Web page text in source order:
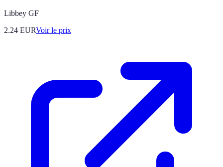
Libbey GF
2.24 EURVoir le prix